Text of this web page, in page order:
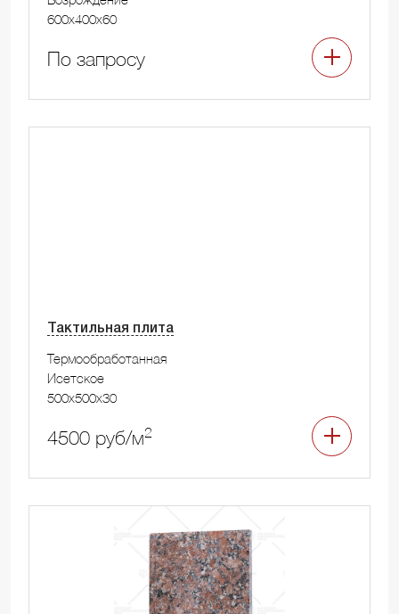
600x400x60
По запросу
Тактильная плита
Термообработанная
Исетское
500x500x30
4500 руб/м2